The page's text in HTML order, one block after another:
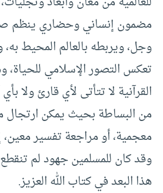
مضمون إنساني وحضاري ينظم
وجل، ويربطه بالعالم المحيط به،
تعكس التصور الإسلامي للحياة،
القرآنية لا تتأتى لأي قارئ ولا
من البساطة بحيث يمكن ارتجال
معجمية، أو مراجعة تفسير معين،
وقد كان للمسلمين جهود لم
هذا البعد في كتاب الله العزيز.